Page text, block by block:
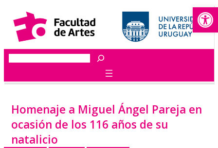
contenido
Buscar
Homenaje a Miguel Ángel Pareja en
ocasión de los 116 años de su
natalicio